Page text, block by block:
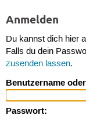
Anmelden
Du kannst dich hier
Falls du dein
zusenden lassen.
Benutzername
Passwort: